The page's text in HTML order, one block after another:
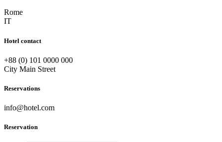
Rome
IT
Hotel contact
+88 (0) 101 0000 000
City Main Street
Reservations
info@hotel.com
Reservation